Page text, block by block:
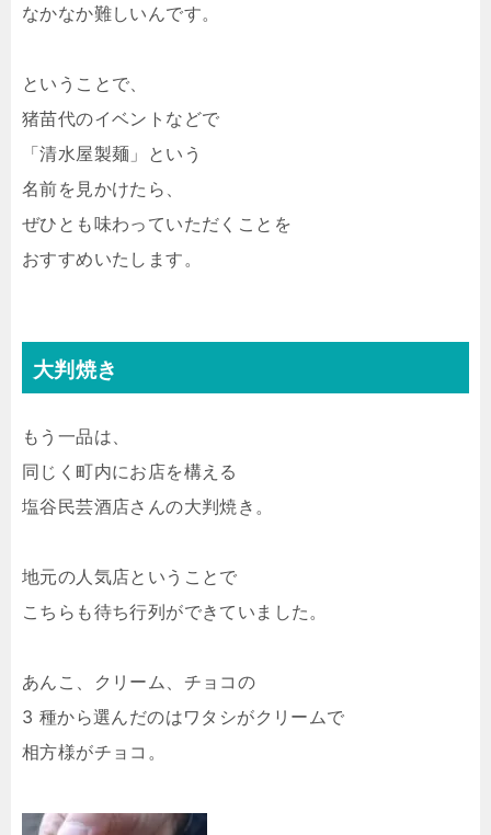
なかなか難しいんです。
ということで、
猪苗代のイベントなどで
「清水屋製麺」という
名前を見かけたら、
ぜひとも味わっていただくことを
おすすめいたします。
大判焼き
もう一品は、
同じく町内にお店を構える
塩谷民芸酒店さんの大判焼き。
地元の人気店ということで
こちらも待ち行列ができていました。
あんこ、クリーム、チョコの
3 種から選んだのはワタシがクリームで
相方様がチョコ。